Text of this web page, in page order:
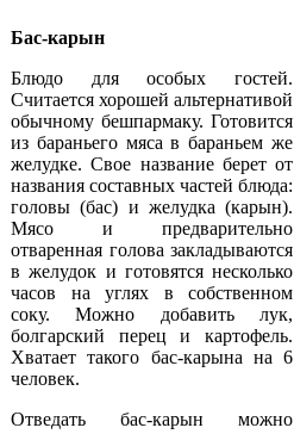
Бас-карын
Блюдо для особых гостей.
Считается хорошей альтернативой
обычному бешпармаку. Готовится
из бараньего мяса в бараньем же
желудке. Свое название берет от
названия составных частей блюда:
головы (бас) и желудка (карын).
Мясо и предварительно
отваренная голова закладываются
в желудок и готовятся несколько
часов на углях в собственном
соку. Можно добавить лук,
болгарский перец и картофель.
Хватает такого бас-карына на 6
человек.
Отведать бас-карын можно